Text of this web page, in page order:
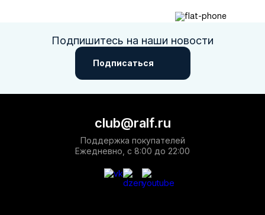
Подпишитесь на наши новости
Подписаться
club@ralf.ru
Поддержка покупателей
Ежедневно, с 8:00 до 22:00